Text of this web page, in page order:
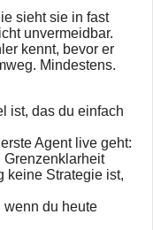
sieht sie in fast
unvermeidbar.
kennt, bevor er
Mindestens.
ist, das du einfach
Agent live geht:
Grenzenklarheit
keine Strategie ist,
wenn du heute